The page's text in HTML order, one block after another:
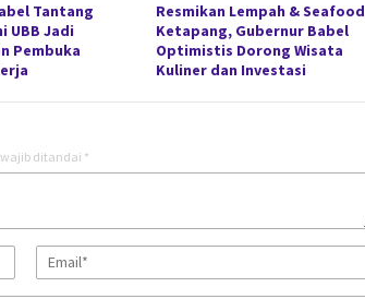
Tantang
UBB Jadi
Pembuka
Resmikan Lempah & Seafood
Ketapang, Gubernur Babel
Optimistis Dorong Wisata
Kuliner dan Investasi
wajib ditandai *